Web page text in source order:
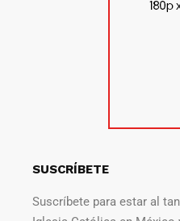
SUSCRÍBETE
Suscríbete para estar al